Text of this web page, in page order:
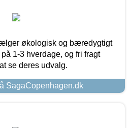
økologisk og bæredygtigt
1-3 hverdage, og fri fragt
se deres udvalg.
SagaCopenhagen.dk